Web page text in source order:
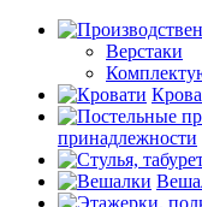
Верстаки
принадлежности